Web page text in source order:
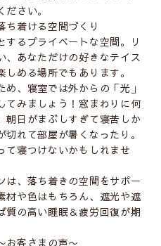
さい。
ち着ける空間づくり
るプライベートな空間。リ
、あなただけの好きなテイス
める場所でもあります。
、寝室では外からの「光」
てみましょう！窓まわりに何
朝日がまぶしすぎて寝苦しか
れて部屋が暑くなったり。
て寝つけないかもしれませ
は、落ち着きの空間をサポー
材や色はもちろん、遮光や遮
質の高い睡眠＆疲労回復 が期
お客さまの声〜